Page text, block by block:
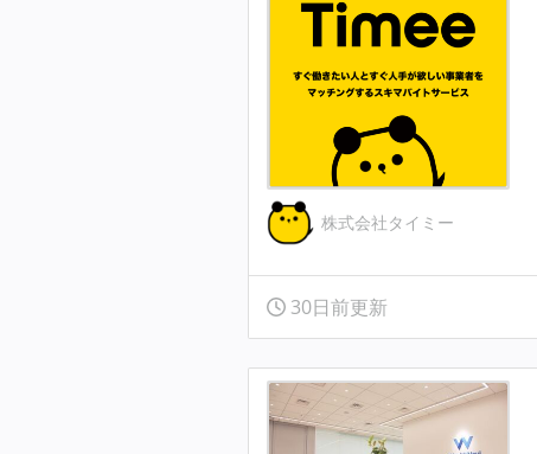
株式会社タイミー
30日前更新